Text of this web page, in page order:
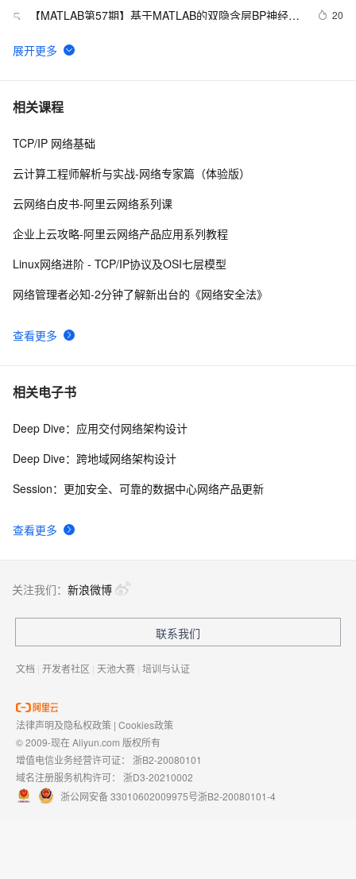
5
【MATLAB第57期】基于MATLAB的双隐含层BP神经网
20
6 网络协议及应用之二：校验和
7 【学习记录】《DeepLearning.ai》第十课：卷积神经网
8 网络编程socket
10深入理解深度学习中的卷积神经网络（CNN）：从原理到
相关课程
查看更多
TCP/IP 网络基础
云计算工程师解析与实战-网络专家篇（体验版）
云网络白皮书-阿里云网络系列课
企业上云攻略-阿里云网络产品应用系列教程
Linux网络进阶 - TCP/IP协议及OSI七层模型
网络管理者必知-2分钟了解新出台的《网络安全法》
相关电子书
查看更多
Deep Dive：应用交付网络架构设计
Deep Dive：跨地域网络架构设计
Session：更加安全、可靠的数据中心网络产品更新
关注我们： 新浪微博
联系我们
文档 | 开发者社区 | 天池大赛 | 培训与认证
法律声明及隐私权政策 | Cookies政策
© 2009-现在 Aliyun.com 版权所有
增值电信业务经营许可证： 浙B2-20080101
域名注册服务机构许可： 浙D3-20210002
浙公网安备 33010602009975号浙B2-20080101-4